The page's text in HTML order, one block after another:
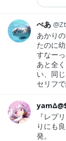
ぺあ
あかり
たのに
すなーっ
あと全
い、同
セリフ
『レプ
りにも
発。